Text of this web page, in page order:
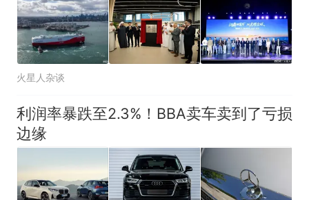
火星人杂谈
利润率暴跌至2.3%！BBA卖车卖到了亏损
边缘